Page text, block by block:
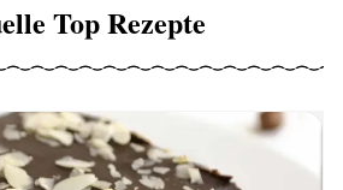
Top Rezepte